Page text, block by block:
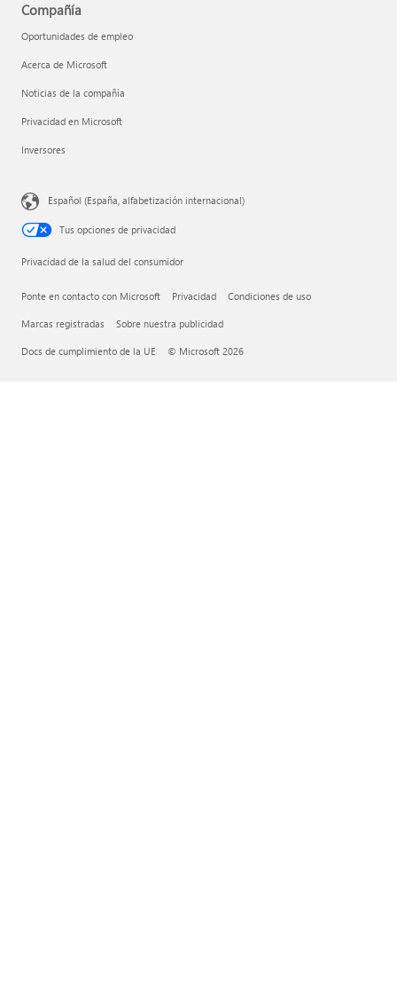
Compañía
Oportunidades de empleo
Acerca de Microsoft
Noticias de la compañía
Privacidad en Microsoft
Inversores
Español (España, alfabetización internacional)
Tus opciones de privacidad
Privacidad de la salud del consumidor
Ponte en contacto con Microsoft Privacidad Condiciones de uso
Marcas registradas Sobre nuestra publicidad
Docs de cumplimiento de la UE © Microsoft 2026